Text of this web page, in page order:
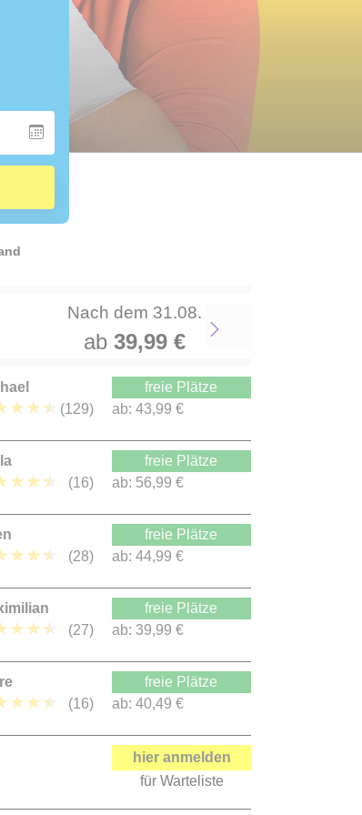
Nach dem 31.08.
ab 39,99 € Next
★★★ (129)
freie Plätze
ab: 43,99 €
★★★ (16)
freie Plätze
ab: 56,99 €
★★★ (28)
freie Plätze
ab: 44,99 €
★★★ (27)
freie Plätze
ab: 39,99 €
★★★ (16)
freie Plätze
ab: 40,49 €
hier anmelden
für Warteliste